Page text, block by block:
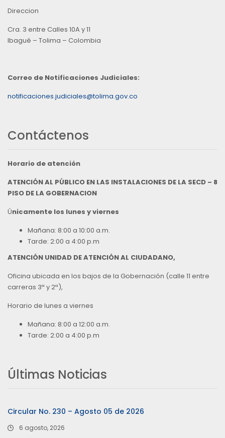
Direccion
Cra. 3 entre Calles 10A y 11
Ibagué – Tolima – Colombia
Correo de Notificaciones Judiciales:
notificaciones.judiciales@tolima.gov.co
Contáctenos
Horario de atención
ATENCIÓN AL PÚBLICO EN LAS INSTALACIONES DE LA SECD – 8
PISO DE LA GOBERNACION
Únicamente los lunes y viernes
Mañana: 8:00 a 10:00 a.m.
Tarde: 2:00 a 4:00 p.m
ATENCIÓN UNIDAD DE ATENCIÓN AL CIUDADANO,
Oficina ubicada en los bajos de la Gobernación (calle 11 entre
carreras 3ª y 2ª),
Horario de lunes a viernes
Mañana: 8:00 a 12:00 a.m.
Tarde: 2:00 a 4:00 p.m
Últimas Noticias
Circular No. 230 – Agosto 05 de 2026
6 agosto, 2026